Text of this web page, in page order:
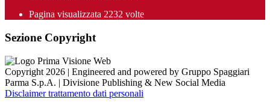
Pagina visualizzata 2232 volte
Sezione Copyright
Copyright 2026 | Engineered and powered by Gruppo Spaggiari
Parma S.p.A. | Divisione Publishing & New Social Media
Disclaimer trattamento dati personali